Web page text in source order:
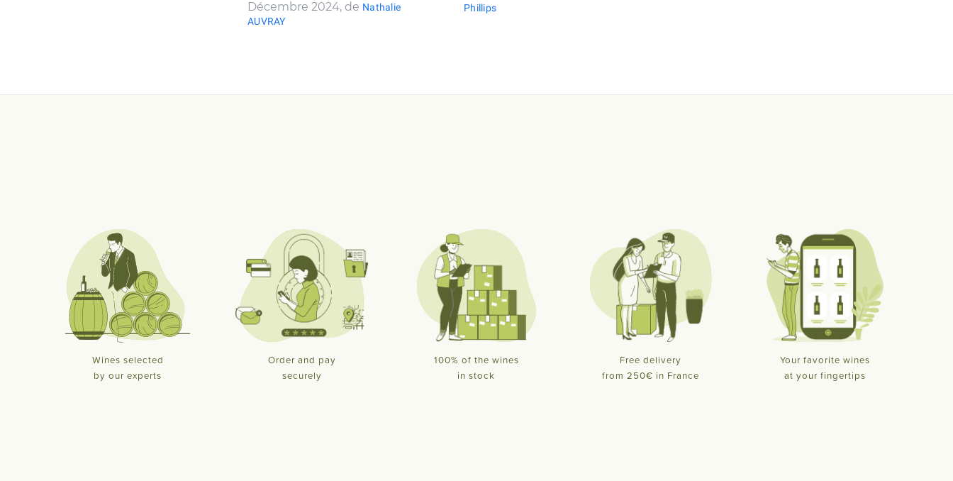
Décembre 2024, de Nathalie
AUVRAY
Phillips
Wines selected
by our experts
Order and pay
securely
100% of the wines
in stock
Free delivery
from 250€ in France
Your favorite wines
at your fingertips